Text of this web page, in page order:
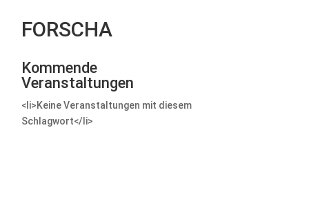
FORSCHA
Kommende
Veranstaltungen
<li>Keine Veranstaltungen mit diesem
Schlagwort</li>